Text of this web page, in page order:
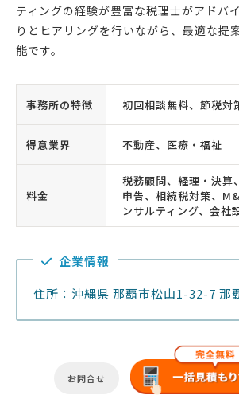
ティングの経験が豊富な税理士がアドバ
りとヒアリングを行いながら、最適な提
能です。
事務所の特徴 初回相談無料、節税対
得意業界 不動産、医療・福祉
料金
税務顧問、経理・決算
申告、相続税対策、
ンサルティング、会社
企業情報
住所：沖縄県 那覇市松山1-32-7 那
お問合せ